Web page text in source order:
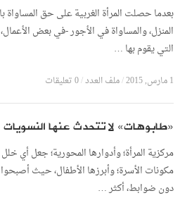
بعدما حصلت المرأة الغربية على حق المساواة
المنزل، والمساواة في الأجور -في بعض
التي يقوم بها …
1 مارس, 2015 /ملف العدد/0 تعليقات
«طابوهات» لا تتحدث عنها النسويات
مركزية المرأة؛ وأدوارها المحورية؛ جعل أي
مكونات الأسرة؛ وأبرزها الأطفال، حيث
دون ضوابط، أكثر …